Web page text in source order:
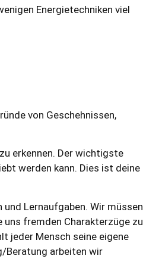
Energietechniken viel
von Geschehnissen,
erkennen. Der wichtigste
werden kann. Dies ist deine
Lernaufgaben. Wir müssen
uns fremden Charakterzüge zu
jeder Mensch seine eigene
Beratung arbeiten wir